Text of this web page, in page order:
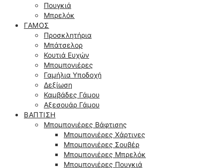
Πουγκιά
Μπρελόκ
ΓΆΜΟΣ
Προσκλητήρια
Μπάτσελορ
Κουτιά Ευχών
Μπομπονιέρες
Γαμήλια Υποδοχή
Δεξίωση
Καμβάδες Γάμου
Αξεσουάρ Γάμου
ΒΆΠΤΙΣΗ
Μπομπονιέρες Βάφτισης
Μπομπονιέρες Χάρτινες
Μπομπονιέρες Σουβέρ
Μπομπονιέρες Μπρελόκ
Μπομπονιέρες Πουγκιά